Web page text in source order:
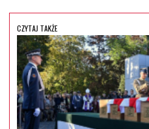
CZYTAJ TAKŻE